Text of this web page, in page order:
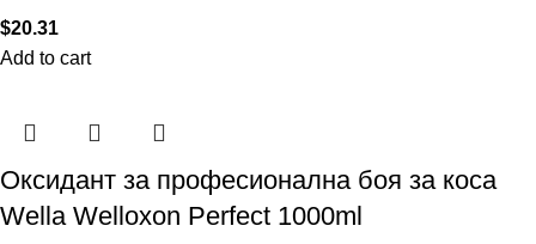
$20.31
Add to cart
Оксидант за професионална боя за коса
Wella Welloxon Perfect 1000ml